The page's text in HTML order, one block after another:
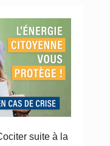
suite à la